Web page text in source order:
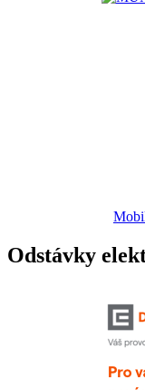
Odstávky